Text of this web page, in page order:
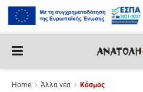
Home Άλλα νέα Κόσμος